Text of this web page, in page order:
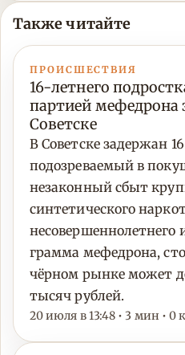
Также читайте
ПРОИСШЕСТВИЯ
16-летнего
партией мефедрона
Советске
В Советске задержан
подозреваемый в
незаконный сбыт
синтетического
несовершеннолетнего
грамма мефедрона,
чёрном рынке может
тысяч рублей.
20 июля в 13:48 • 3 мин • 0